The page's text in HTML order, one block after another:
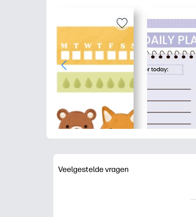
Veelgestelde vragen